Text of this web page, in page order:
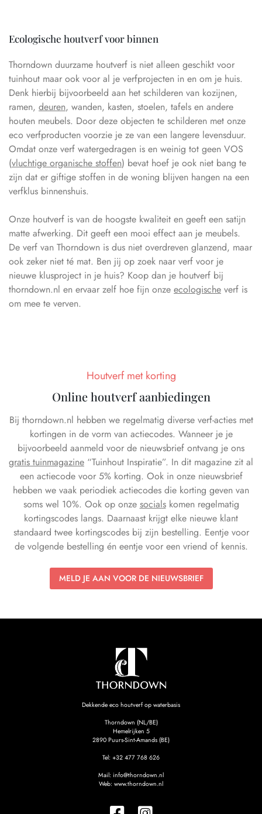
Ecologische houtverf voor binnen
Thorndown duurzame houtverf is niet alleen geschikt voor
tuinhout maar ook voor al je verfprojecten in en om je huis.
Denk hierbij bijvoorbeeld aan het schilderen van kozijnen,
ramen, deuren, wanden, kasten, stoelen, tafels en andere
houten meubels. Door deze objecten te schilderen met onze
eco verfproducten voorzie je ze van een langere levensduur.
Omdat onze verf watergedragen is en weinig tot geen VOS
(vluchtige organische stoffen) bevat hoef je ook niet bang te
zijn dat er giftige stoffen in de woning blijven hangen na een
verfklus binnenshuis.
Onze houtverf is van de hoogste kwaliteit en geeft een satijn
matte afwerking. Dit geeft een mooi effect aan je meubels.
De verf van Thorndown is dus niet overdreven glanzend, maar
ook zeker niet té mat. Ben jij op zoek naar verf voor je
nieuwe klusproject in je huis? Koop dan je houtverf bij
thorndown.nl en ervaar zelf hoe fijn onze ecologische verf is
om mee te verven.
Houtverf met korting
Online houtverf aanbiedingen
Bij thorndown.nl hebben we regelmatig diverse verf-acties met
kortingen in de vorm van actiecodes. Wanneer je je
bijvoorbeeld aanmeld voor de nieuwsbrief ontvang je ons
gratis tuinmagazine “Tuinhout Inspiratie”. In dit magazine zit al
een actiecode voor 5% korting. Ook in onze nieuwsbrief
hebben we vaak periodiek actiecodes die korting geven van
soms wel 10%. Ook op onze socialskomen regelmatig
kortingscodes langs. Daarnaast krijgt elke nieuwe klant
standaard twee kortingscodes bij zijn bestelling. Eentje voor
de volgende bestelling én eentje voor een vriend of kennis.
MELD JE AAN VOOR DE NIEUWSBRIEF
Dekkende eco houtverf op waterbasis
Thorndown (NL/BE)
Hemelrijken 5
2890 Puurs-Sint-Amands (BE)
Tel: +32 477 768 626
Mail: info@thorndown.nl
Web: www.thorndown.nl